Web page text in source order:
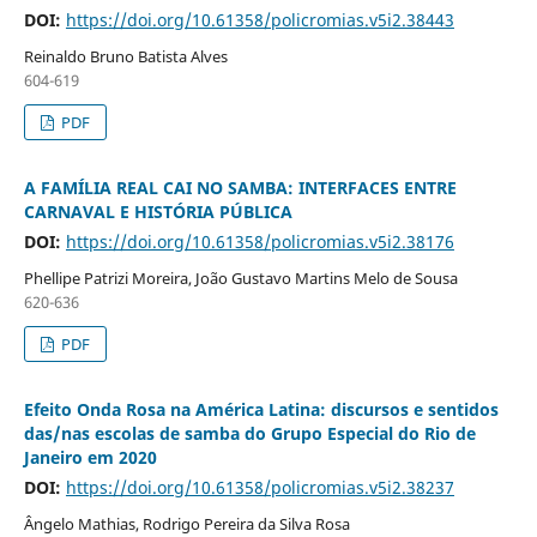
DOI: https://doi.org/10.61358/policromias.v5i2.38443
Reinaldo Bruno Batista Alves
604-619
PDF
A FAMÍLIA REAL CAI NO SAMBA: INTERFACES ENTRE
CARNAVAL E HISTÓRIA PÚBLICA
DOI: https://doi.org/10.61358/policromias.v5i2.38176
Phellipe Patrizi Moreira, João Gustavo Martins Melo de Sousa
620-636
PDF
Efeito Onda Rosa na América Latina: discursos e sentidos
das/nas escolas de samba do Grupo Especial do Rio de
Janeiro em 2020
DOI: https://doi.org/10.61358/policromias.v5i2.38237
Ângelo Mathias, Rodrigo Pereira da Silva Rosa